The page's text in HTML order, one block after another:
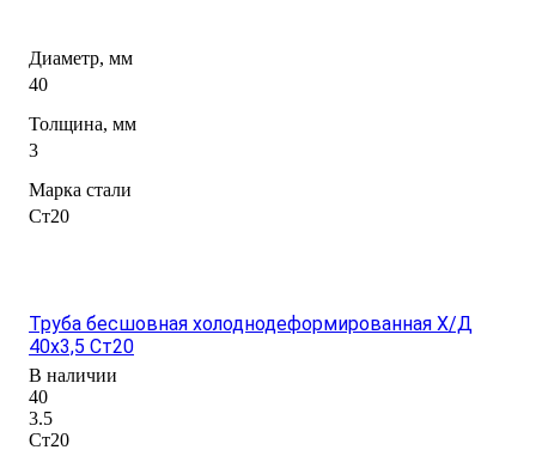
Диаметр, мм
40
Толщина, мм
3
Марка стали
Ст20
Труба бесшовная холоднодеформированная Х/Д
40х3,5 Ст20
В наличии
40
3.5
Ст20